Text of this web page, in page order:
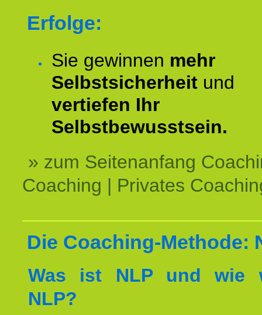
Erfolge:
Sie gewinnen mehr
Selbstsicherheit und
vertiefen Ihr
Selbstbewusstsein.
» zum Seitenanfang
Coaching | Privates
Die Coaching-Methode:
Was ist NLP und wie
NLP?